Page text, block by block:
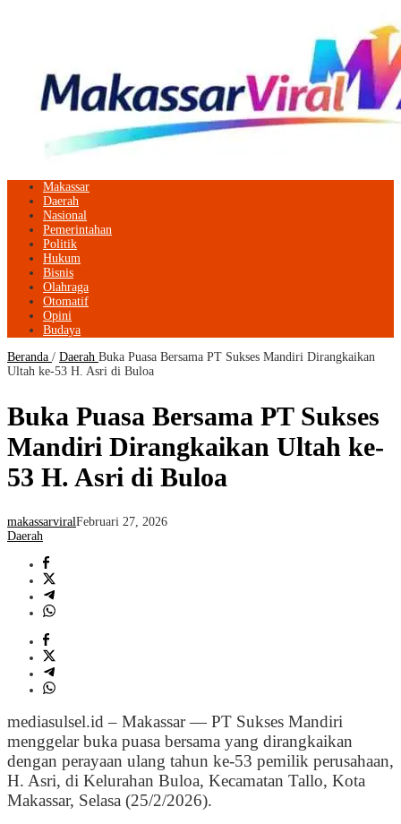
Makassar
Daerah
Nasional
Pemerintahan
Politik
Hukum
Bisnis
Olahraga
Otomatif
Opini
Budaya
Beranda / Daerah Buka Puasa Bersama PT Sukses Mandiri Dirangkaikan
Ultah ke-53 H. Asri di Buloa
Buka Puasa Bersama PT Sukses
Mandiri Dirangkaikan Ultah ke-
53 H. Asri di Buloa
makassarviralFebruari 27, 2026
Daerah
mediasulsel.id – Makassar — PT Sukses Mandiri
menggelar buka puasa bersama yang dirangkaikan
dengan perayaan ulang tahun ke-53 pemilik perusahaan,
H. Asri, di Kelurahan Buloa, Kecamatan Tallo, Kota
Makassar, Selasa (25/2/2026).